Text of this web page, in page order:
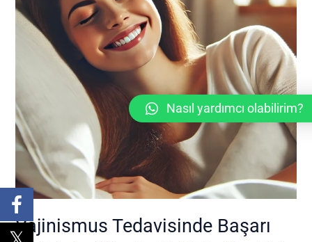
Vajinismus Tedavisinde Başarı
Nasıl yardımcı olabilirim?